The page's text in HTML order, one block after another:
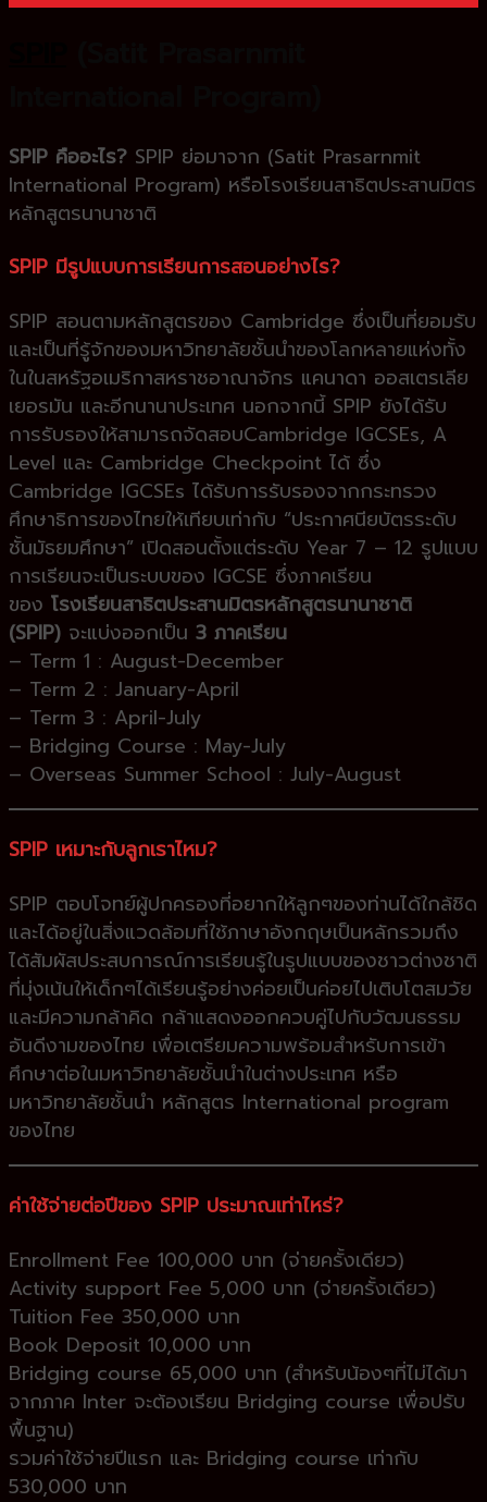
SPIP คืออะไร? SPIP ย่อมาจาก (Satit Prasarnmit
International Program) หรือโรงเรียนสาธิตประสานมิตร
หลักสูตรนานาชาติ
SPIP มีรูปแบบการเรียนการสอนอย่างไร?
SPIP สอนตามหลักสูตรของ Cambridge ซึ่งเป็นที่ยอมรับ
และเป็นที่รู้จักของมหาวิทยาลัยชั้นนำของโลกหลายแห่งทั้ง
ในในสหรัฐอเมริกาสหราชอาณาจักร แคนาดา ออสเตรเลีย
เยอรมัน และอีกนานาประเทศ นอกจากนี้ SPIP ยังได้รับ
การรับรองให้สามารถจัดสอบCambridge IGCSEs, A
Level และ Cambridge Checkpoint ได้ ซึ่ง
Cambridge IGCSEs ได้รับการรับรองจากกระทรวง
ศึกษาธิการของไทยให้เทียบเท่ากับ “ประกาศนียบัตรระดับ
ชั้นมัธยมศึกษา” เปิดสอนตั้งแต่ระดับ Year 7 – 12 รูปแบบ
การเรียนจะเป็นระบบของ IGCSE ซึ่งภาคเรียน
ของ โรงเรียนสาธิตประสานมิตรหลักสูตรนานาชาติ
(SPIP) จะแบ่งออกเป็น 3 ภาคเรียน
– Term 1 : August-December
– Term 2 : January-April
– Term 3 : April-July
– Bridging Course : May-July
– Overseas Summer School : July-August
SPIP เหมาะกับลูกเราไหม?
SPIP ตอบโจทย์ผู้ปกครองที่อยากให้ลูกๆของท่านได้ใกล้ชิด
และได้อยู่ในสิ่งแวดล้อมที่ใช้ภาษาอังกฤษเป็นหลักรวมถึง
ได้สัมผัสประสบการณ์การเรียนรู้ในรูปแบบของชาวต่างชาติ
ที่มุ่งเน้นให้เด็กๆได้เรียนรู้อย่างค่อยเป็นค่อยไปเติบโตสมวัย
และมีความกล้าคิด กล้าแสดงออกควบคู่ไปกับวัฒนธรรม
อันดีงามของไทย เพื่อเตรียมความพร้อมสำหรับการเข้า
ศึกษาต่อในมหาวิทยาลัยชั้นนำในต่างประเทศ หรือ
มหาวิทยาลัยชั้นนำ หลักสูตร International program
ของไทย
ค่าใช้จ่ายต่อปีของ SPIP ประมาณเท่าไหร่?
Enrollment Fee 100,000 บาท (จ่ายครั้งเดียว)
Activity support Fee 5,000 บาท (จ่ายครั้งเดียว)
Tuition Fee 350,000 บาท
Book Deposit 10,000 บาท
Bridging course 65,000 บาท (สำหรับน้องๆที่ไม่ได้มา
จากภาค Inter จะต้องเรียน Bridging course เพื่อปรับ
พื้นฐาน)
รวมค่าใช้จ่ายปีแรก และ Bridging course เท่ากับ
530,000 บาท